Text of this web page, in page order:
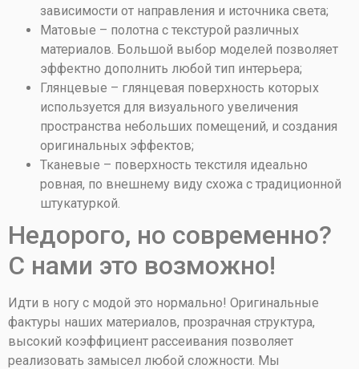
зависимости от направления и источника света;
Матовые – полотна с текстурой различных
материалов. Большой выбор моделей позволяет
эффектно дополнить любой тип интерьера;
Глянцевые – глянцевая поверхность которых
используется для визуального увеличения
пространства небольших помещений, и создания
оригинальных эффектов;
Тканевые – поверхность текстиля идеально
ровная, по внешнему виду схожа с традиционной
штукатуркой.
Недорого, но современно?
С нами это возможно!
Идти в ногу с модой это нормально! Оригинальные
фактуры наших материалов, прозрачная структура,
высокий коэффициент рассеивания позволяет
реализовать замысел любой сложности. Мы